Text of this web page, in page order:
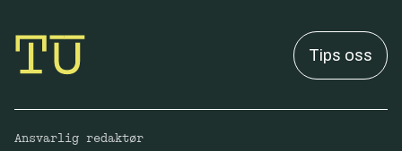
Tips oss
Ansvarlig redaktør